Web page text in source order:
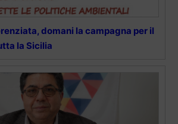
domani la campagna per il
la Sicilia